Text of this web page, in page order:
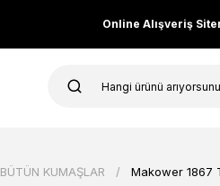
Online Alışveriş
BÜTÜN KUMAŞLAR Makower 1867